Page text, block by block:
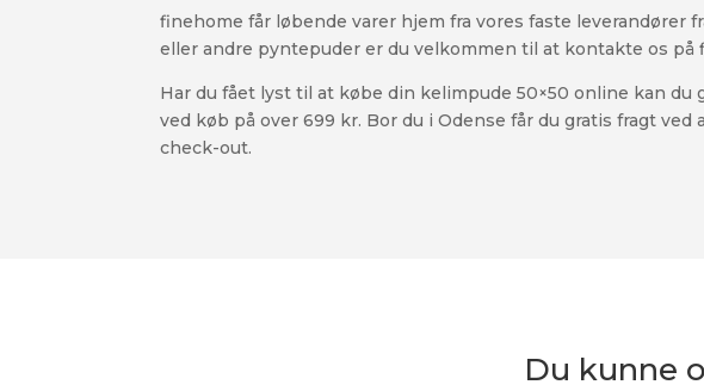
finehome får løbende varer hjem fra vores faste leverandører
eller andre pyntepuder er du velkommen til at kontakte os på
Har du fået lyst til at købe din kelimpude 50×50 online kan
ved køb på over 699 kr. Bor du i Odense får du gratis fragt
check-out.
Du kunne